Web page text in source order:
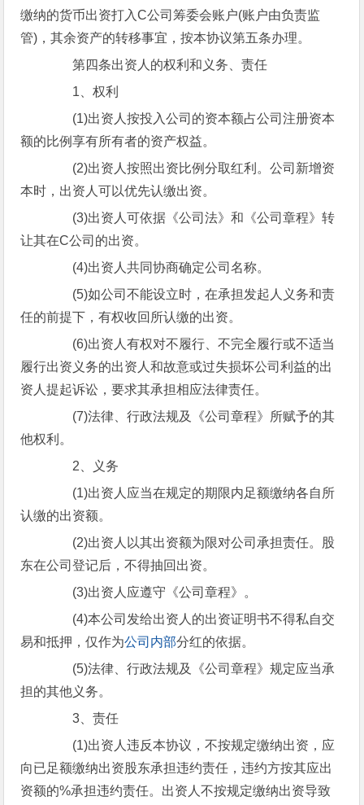
缴纳的货币出资打入C公司筹委会账户(账户由负责监
管)，其余资产的转移事宜，按本协议第五条办理。
第四条出资人的权利和义务、责任
1、权利
(1)出资人按投入公司的资本额占公司注册资本
额的比例享有所有者的资产权益。
(2)出资人按照出资比例分取红利。公司新增资
本时，出资人可以优先认缴出资。
(3)出资人可依据《公司法》和《公司章程》转
让其在C公司的出资。
(4)出资人共同协商确定公司名称。
(5)如公司不能设立时，在承担发起人义务和责
任的前提下，有权收回所认缴的出资。
(6)出资人有权对不履行、不完全履行或不适当
履行出资义务的出资人和故意或过失损坏公司利益的出
资人提起诉讼，要求其承担相应法律责任。
(7)法律、行政法规及《公司章程》所赋予的其
他权利。
2、义务
(1)出资人应当在规定的期限内足额缴纳各自所
认缴的出资额。
(2)出资人以其出资额为限对公司承担责任。股
东在公司登记后，不得抽回出资。
(3)出资人应遵守《公司章程》。
(4)本公司发给出资人的出资证明书不得私自交
易和抵押，仅作为公司内部分红的依据。
(5)法律、行政法规及《公司章程》规定应当承
担的其他义务。
3、责任
(1)出资人违反本协议，不按规定缴纳出资，应
向已足额缴纳出资股东承担违约责任，违约方按其应出
资额的%承担违约责任。出资人不按规定缴纳出资导致